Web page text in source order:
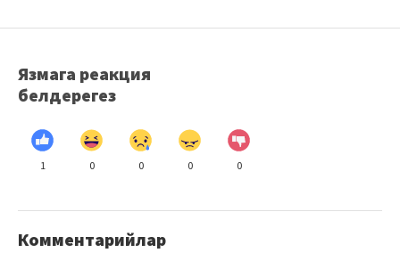
Язмага реакция
белдерегез
1 0 0 0 0
Комментарийлар